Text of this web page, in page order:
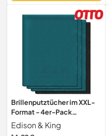
Smartphone, Tablet,
Brillenputztücher im XXL-
Format - 4er-Pack
Mikrofasertücher (30cm x
40cm)
Edison & King